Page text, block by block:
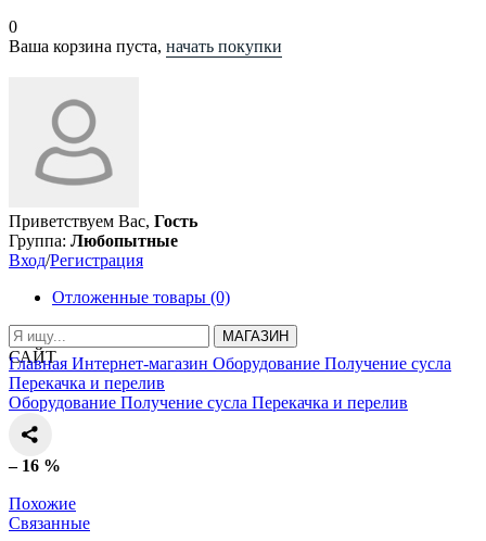
0
Ваша корзина пуста, начать покупки
Приветствуем Вас, Гость
Группа: Любопытные
Вход/Регистрация
Отложенные товары (0)
МАГАЗИН
САЙТ
Главная Интернет-магазин Оборудование Получение сусла
Перекачка и перелив
Оборудование Получение сусла Перекачка и перелив
– 16 %
Похожие
Связанные